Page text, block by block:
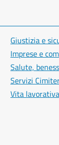
Giustizia e
Imprese e
Salute,
Servizi
Vita lavorativa